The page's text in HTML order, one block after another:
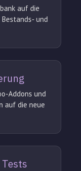
auf die
und
Addons und
auf die neue